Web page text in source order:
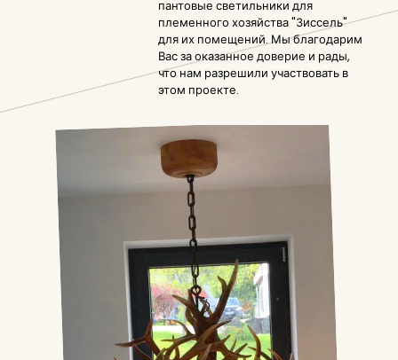
пантовые светильники для
племенного хозяйства "Зиссель"
для их помещений. Мы благодарим
Вас за оказанное доверие и рады,
что нам разрешили участвовать в
этом проекте.